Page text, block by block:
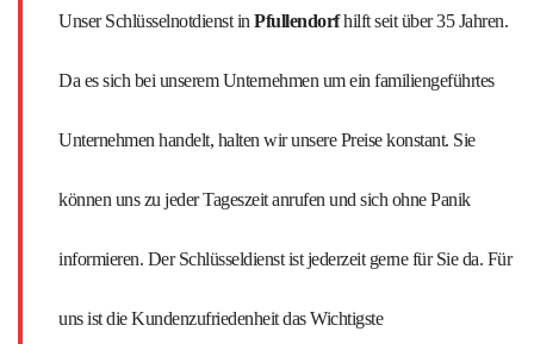
Unser Schlüsselnotdienst in Pfullendorfhilft seit über 35 Jahren.
Da es sich bei unserem Unternehmen um ein familiengeführtes
Unternehmen handelt, halten wir unsere Preise konstant. Sie
können uns zu jeder Tageszeit anrufen und sich ohne Panik
informieren. Der Schlüsseldienst ist jederzeit gerne für Sie da. Für
uns ist die Kundenzufriedenheit das Wichtigste